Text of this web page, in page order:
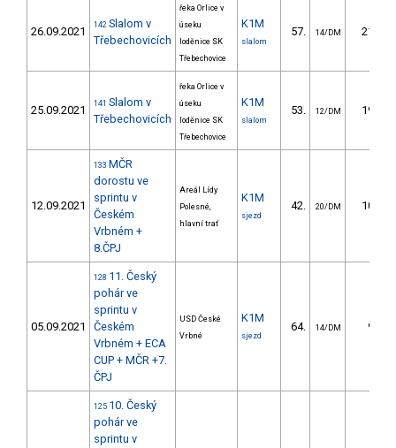
26.09.2021 142 Slalom v
Třebechovicích
řeka Orlice v
úseku
loděnice SK
Třebechovice
K1M
slalom
57. 14/DM 21.91
25.09.2021 141 Slalom v
Třebechovicích
řeka Orlice v
úseku
loděnice SK
Třebechovice
K1M
slalom
53. 12/DM 19.15
12.09.2021
133 MČR
dorostu ve
sprintu v
Českém
Vrbném +
8.ČPJ
Areál Lídy
Polesné,
hlavní trať
K1M
sjezd
42. 20/DM 10.92
05.09.2021
128 11. Český
pohár ve
sprintu v
Českém
Vrbném + ECA
CUP + MČR +7.
ČPJ
USD České
Vrbné
K1M
sjezd
64. 14/DM 9.53
125 10. Český
pohár ve
sprintu v